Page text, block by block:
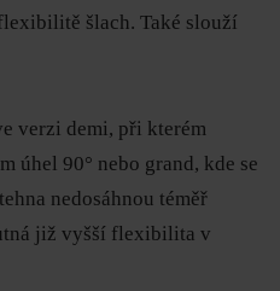
šlach. Také slouží
verzi demi, při kterém
úhel 90° nebo grand, kde se
nedosáhnou téměř
již vyšší flexibilita v